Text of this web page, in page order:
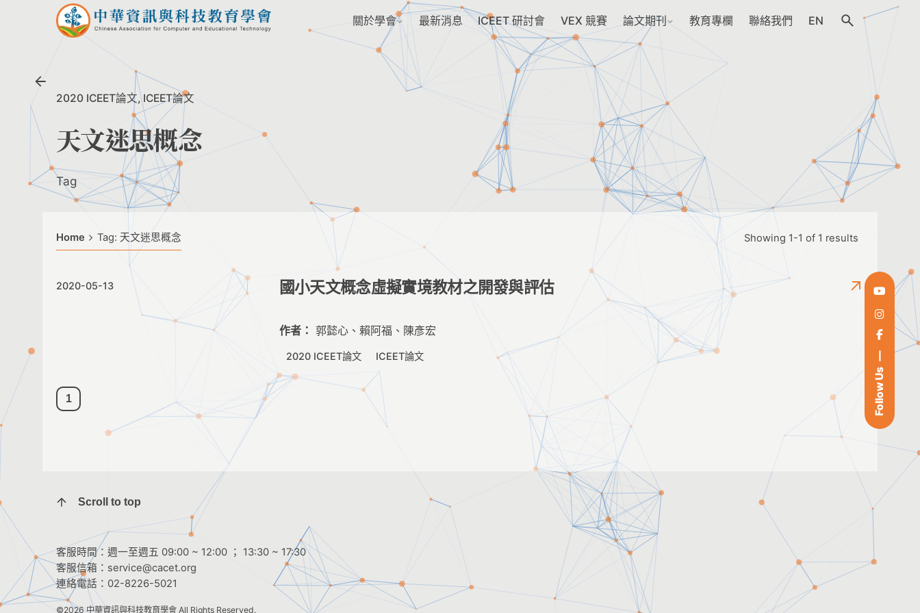
Follow Us
關於學會 最新消息 ICEET 研討會 VEX 競賽 論文期刊 教育專欄 聯絡我們 EN
2020 ICEET論文 ICEET論文
天文迷思概念
Tag
Home Tag: 天文迷思概念 Showing 1-1 of 1 results
2020-05-13 國小天文概念虛擬實境教材之開發與評估
作者： 郭懿心、賴阿福、陳彥宏
2020 ICEET論文 ICEET論文
1
Scroll to top
客服時間：週一至週五 09:00 ~ 12:00 ； 13:30 ~ 17:30
客服信箱： service@cacet.org
連絡電話： 02-8226-5021
©2026中華資訊與科技教育學會 All Rights Reserved.